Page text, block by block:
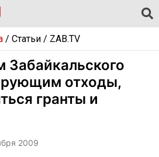
/ Статьи/ ZAB.TV
Забайкальского
отходы,
гранты и
2009